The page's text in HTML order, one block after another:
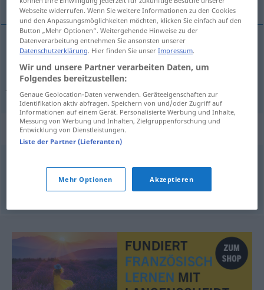
Nebeneinanderstellen juxtaposition
Juxtapositionf juxtaposition
Synonyme für "juxtaposition"
apposition,application,pose,rapprochement
Webseite widerrufen. Wenn Sie weitere Informationen zu den Cookies
und den Anpassungsmöglichkeiten möchten, klicken Sie einfach auf den
Button „Mehr Optionen“. Weitergehende Hinweise zu der
Datenverarbeitung entnehmen Sie ansonsten unserer
Datenschutzerklärung. Hier finden Sie unserImpressum.
Wir und unsere Partner verarbeiten Daten, um
Folgendes bereitzustellen:
Genaue Geolocation-Daten verwenden. Geräteeigenschaften zur
Identifikation aktiv abfragen. Speichern von und/oder Zugriff auf
Informationen auf einem Gerät. Personalisierte Werbung und Inhalte,
Messung von Werbung und Inhalten, Zielgruppenforschung und
Entwicklung von Dienstleistungen.
Liste der Partner (Lieferanten)
Mehr Optionen Akzeptieren